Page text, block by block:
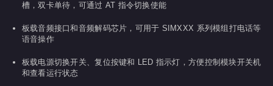
槽，双卡单待，可通过 AT 指令切换使能
板载音频接口和音频解码芯片，可用于 SIMXXX 系列模组打电话等
语音操作
板载电源切换开关、复位按键和 LED 指示灯，方便控制模块开关机
和查看运行状态